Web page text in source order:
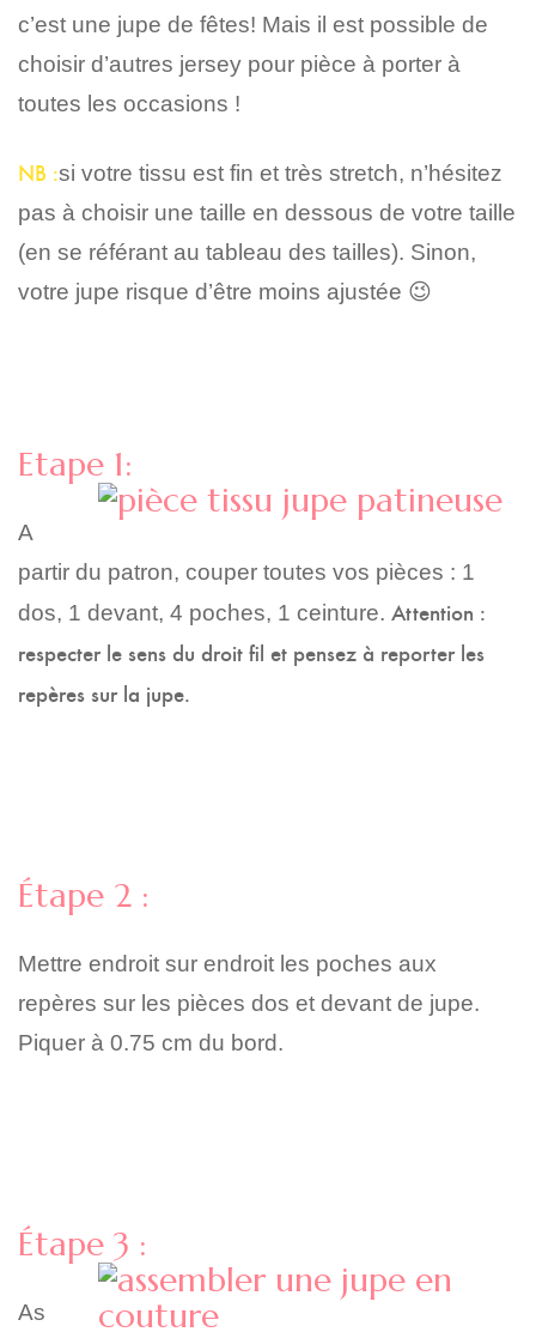
c’est une jupe de fêtes! Mais il est possible de
choisir d’autres jersey pour pièce à porter à
toutes les occasions !
NB :si votre tissu est fin et très stretch, n’hésitez
pas à choisir une taille en dessous de votre taille
(en se référant au tableau des tailles). Sinon,
votre jupe risque d’être moins ajustée 😉
Etape 1:
A
partir du patron, couper toutes vos pièces : 1
dos, 1 devant, 4 poches, 1 ceinture. Attention :
respecter le sens du droit fil et pensez à reporter les
repères sur la jupe.
Étape 2 :
Mettre endroit sur endroit les poches aux
repères sur les pièces dos et devant de jupe.
Piquer à 0.75 cm du bord.
Étape 3 :
As